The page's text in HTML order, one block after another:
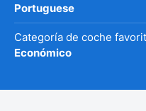
Portuguese
Categoría de coche
Económico